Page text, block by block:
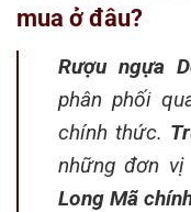
mua ở đâu?
Rượu ngựa
phân phối
chính thức.
những đơn
Long Mã